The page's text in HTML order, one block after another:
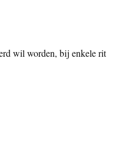
wil worden, bij enkele rit